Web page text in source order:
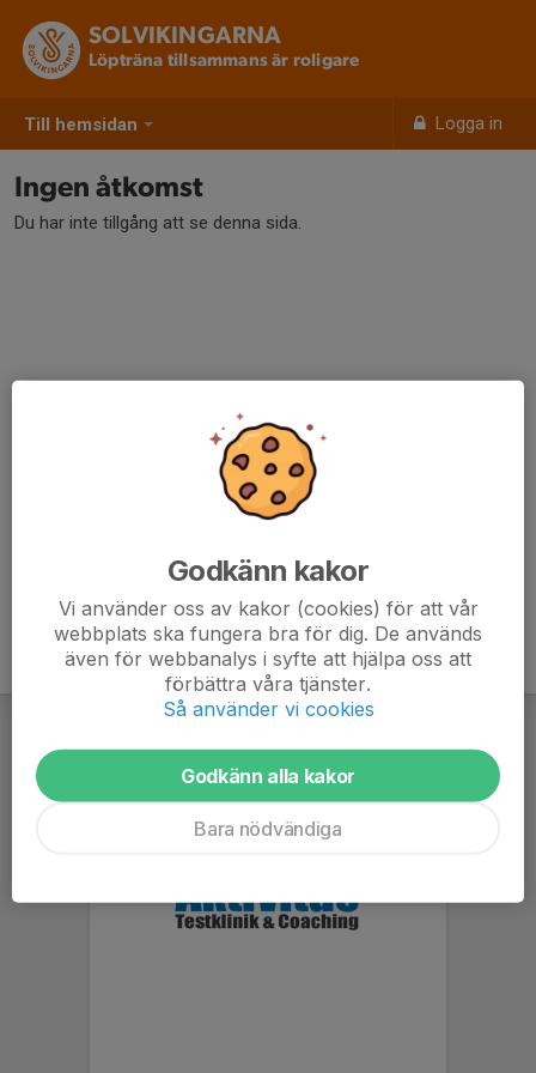
Till hemsidan Logga in
SOLVIKINGARNA
Löpträna tillsammans är roligare
Ingen åtkomst
Du har inte tillgång att se denna sida.
Godkänn kakor
Vi använder oss av kakor (cookies) för att vår
webbplats ska fungera bra för dig. De används
även för webbanalys i syfte att hjälpa oss att
förbättra våra tjänster.
Så använder vi cookies
Godkänn alla kakor
Bara nödvändiga